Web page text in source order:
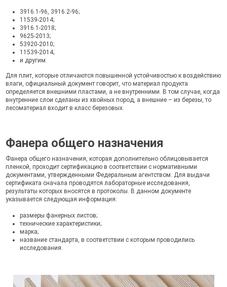
3916.1-96, 3916.2-96;
11539-2014;
3916.1-2018;
9625-2013;
53920-2010;
11539-2014;
и другим.
Для плит, которые отличаются повышенной устойчивостью к воздействию
влаги, официальный документ говорит, что материал продукта
определяется внешними пластами, а не внутренними. В том случае, когда
внутренние слои сделаны из хвойных пород, а внешние – из березы, то
лесоматериал входит в класс березовых.
Фанера общего назначения
Фанера общего назначения, которая дополнительно облицовывается
пленкой, проходит сертификацию в соответствии с нормативными
документами, утвержденными Федеральным агентством. Для выдачи
сертификата сначала проводятся лабораторные исследования,
результаты которых вносятся в протоколы. В данном документе
указывается следующая информация:
размеры фанерных листов;
технические характеристики;
марка;
название стандарта, в соответствии с которым проводились
исследования.